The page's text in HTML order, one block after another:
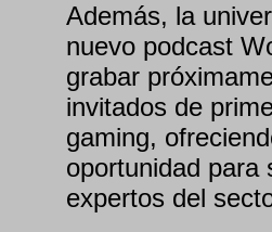
Además, la
nuevo podcast
grabar
invitados de
gaming,
oportunidad para
expertos del